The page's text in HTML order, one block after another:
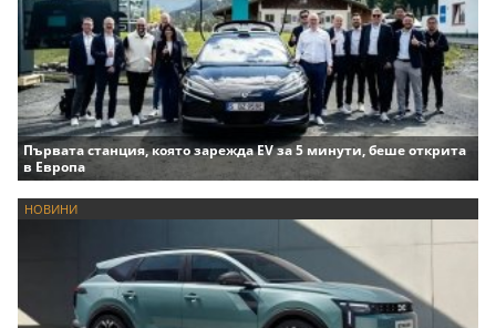
Първата станция, която зарежда EV за 5 минути, беше открита
в Европа
НОВИНИ